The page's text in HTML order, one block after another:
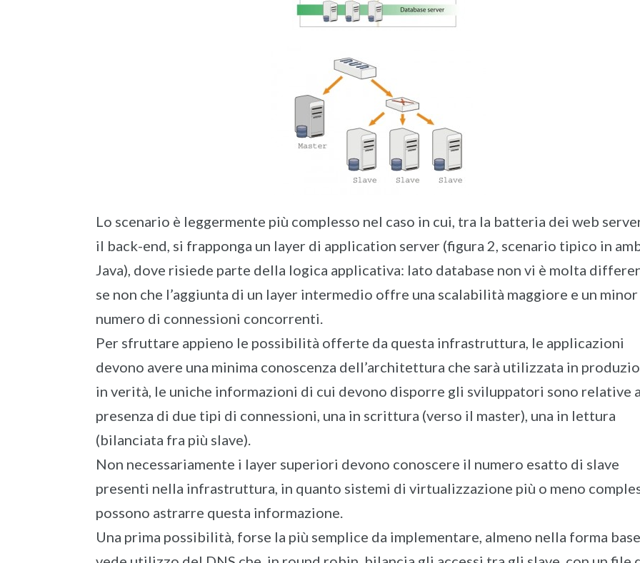
Lo scenario è leggermente più complesso nel caso in cui, tra la batteria dei web
il back-end, si frapponga un layer di application server (figura 2, scenario tipico in
Java), dove risiede parte della logica applicativa: lato database non vi è molta
se non che l’aggiunta di un layer intermedio offre una scalabilità maggiore e un minor
numero di connessioni concorrenti.
Per sfruttare appieno le possibilità offerte da questa infrastruttura, le applicazioni
devono avere una minima conoscenza dell’architettura che sarà utilizzata in
in verità, le uniche informazioni di cui devono disporre gli sviluppatori sono relative
presenza di due tipi di connessioni, una in scrittura (verso il master), una in lettura
(bilanciata fra più slave).
Non necessariamente i layer superiori devono conoscere il numero esatto di slave
presenti nella infrastruttura, in quanto sistemi di virtualizzazione più o meno
possono astrarre questa informazione.
Una prima possibilità, forse la più semplice da implementare, almeno nella forma